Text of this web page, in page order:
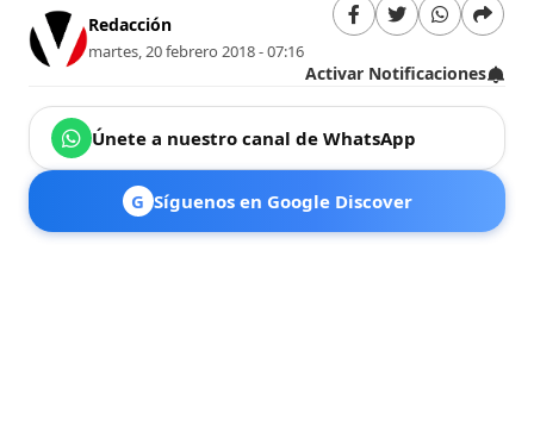
Redacción
martes, 20 febrero 2018 - 07:16
Activar Notificaciones
Únete a nuestro canal de WhatsApp
G Síguenos en Google Discover